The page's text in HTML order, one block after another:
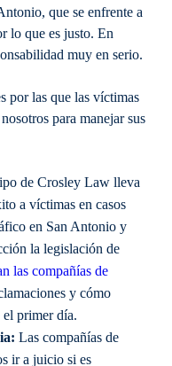
que se enfrente a
lo que es justo. En
muy en serio.
por las que las víctimas
para manejar sus
de Crosley Law lleva
a víctimas en casos
en San Antonio y
la legislación de
las compañías de
y cómo
el primer día.
Las compañías de
ir a juicio si es